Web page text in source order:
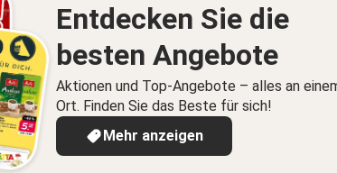
Entdecken Sie die
besten Angebote
Aktionen und Top-Angebote – alles an
Ort. Finden Sie das Beste für sich!
Mehr anzeigen